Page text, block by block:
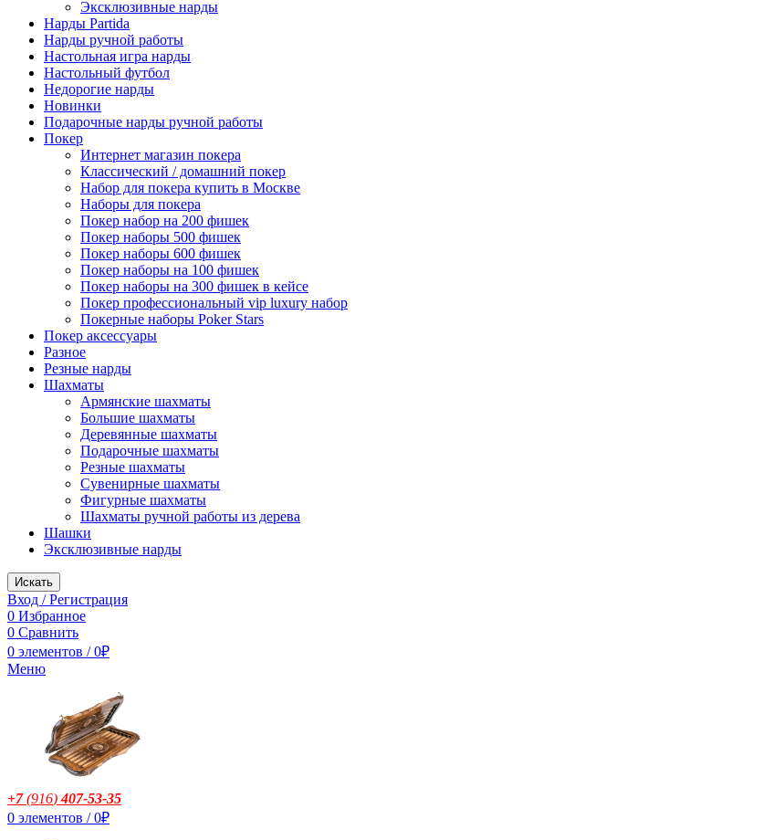
Эксклюзивные нарды
Нарды Partida
Нарды ручной работы
Настольная игра нарды
Настольный футбол
Недорогие нарды
Новинки
Подарочные нарды ручной работы
Покер
Интернет магазин покера
Классический / домашний покер
Набор для покера купить в Москве
Наборы для покера
Покер набор на 200 фишек
Покер наборы 500 фишек
Покер наборы 600 фишек
Покер наборы на 100 фишек
Покер наборы на 300 фишек в кейсе
Покер профессиональный vip luxury набор
Покерные наборы Poker Stars
Покер аксессуары
Разное
Резные нарды
Шахматы
Армянские шахматы
Большие шахматы
Деревянные шахматы
Подарочные шахматы
Резные шахматы
Сувенирные шахматы
Фигурные шахматы
Шахматы ручной работы из дерева
Шашки
Эксклюзивные нарды
Искать
Вход / Регистрация
0 Избранное
0 Сравнить
0 элементов / 0₽
Меню
+7(916)407-53-35
0 элементов / 0₽